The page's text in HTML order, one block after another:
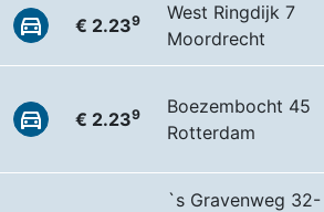
€ 2.239
West Ringdijk 7
Moordrecht
€ 2.239
Boezembocht 45
Rotterdam
`s Gravenweg 32-